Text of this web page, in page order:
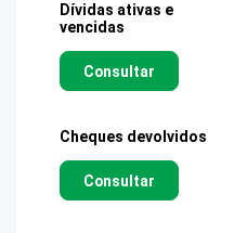
Dívidas ativas e
vencidas
Consultar
Cheques devolvidos
Consultar